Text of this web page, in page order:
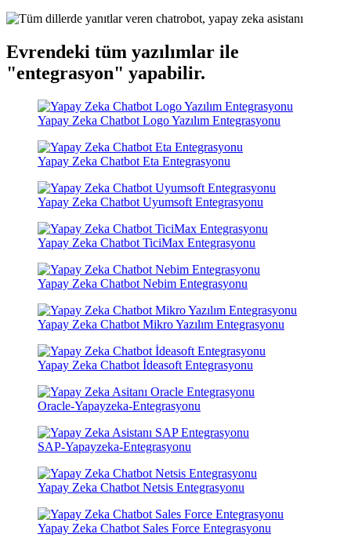
Evrendeki tüm yazılımlar ile
"entegrasyon" yapabilir.
Yapay Zeka Chatbot Logo Yazılım Entegrasyonu
Yapay Zeka Chatbot Eta Entegrasyonu
Yapay Zeka Chatbot Uyumsoft Entegrasyonu
Yapay Zeka Chatbot TiciMax Entegrasyonu
Yapay Zeka Chatbot Nebim Entegrasyonu
Yapay Zeka Chatbot Mikro Yazılım Entegrasyonu
Yapay Zeka Chatbot İdeasoft Entegrasyonu
Oracle-Yapayzeka-Entegrasyonu
SAP-Yapayzeka-Entegrasyonu
Yapay Zeka Chatbot Netsis Entegrasyonu
Yapay Zeka Chatbot Sales Force Entegrasyonu